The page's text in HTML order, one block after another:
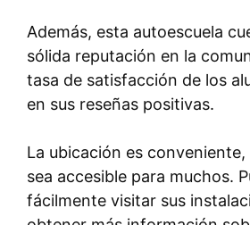
Además, esta autoescuela
sólida reputación en la
tasa de satisfacción de los
en sus reseñas positivas.
La ubicación es
sea accesible para muchos.
fácilmente visitar sus